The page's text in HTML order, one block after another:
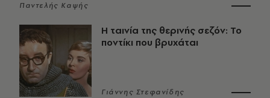
Παντελής Καψής
Η ταινία της θερινής σεζόν: Το
ποντίκι που βρυχάται
Γιάννης Στεφανίδης